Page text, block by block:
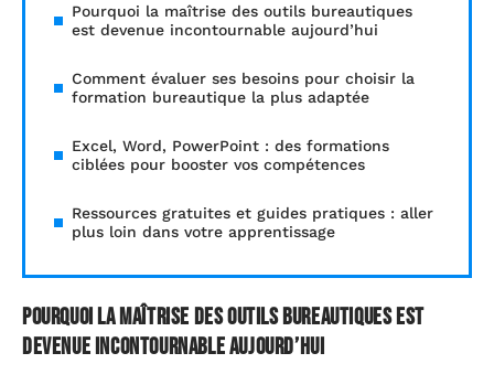
Pourquoi la maîtrise des outils bureautiques
est devenue incontournable aujourd’hui
Comment évaluer ses besoins pour choisir la
formation bureautique la plus adaptée
Excel, Word, PowerPoint : des formations
ciblées pour booster vos compétences
Ressources gratuites et guides pratiques : aller
plus loin dans votre apprentissage
Pourquoi la maîtrise des outils bureautiques est
devenue incontournable aujourd’hui